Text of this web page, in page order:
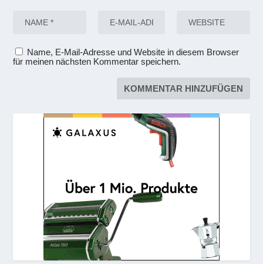
Name, E-Mail-Adresse und Website in diesem Browser
für meinen nächsten Kommentar speichern.